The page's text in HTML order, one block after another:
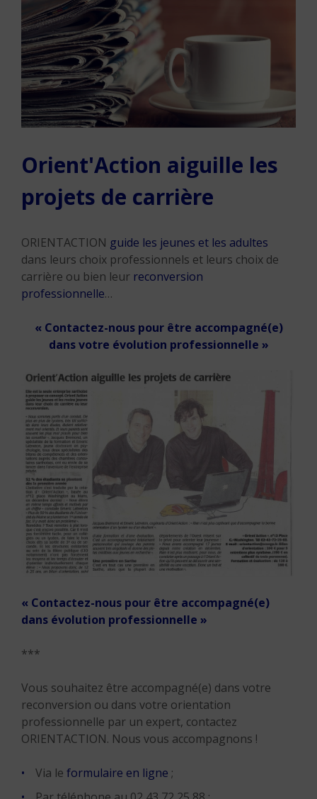
Orient'Action aiguille les
projets de carrière
ORIENTACTION guide les jeunes et les adultes
dans leurs choix professionnels et leurs choix de
carrière ou bien leur reconversion
professionnelle…
« Contactez-nous pour être accompagné(e)
dans votre évolution professionnelle »
« Contactez-nous pour être accompagné(e)
dans évolution professionnelle »
***
Vous souhaitez être accompagné(e) dans votre
reconversion ou dans votre orientation
professionnelle par un expert, contactez
ORIENTACTION. Nous vous accompagnons !
Via le formulaire en ligne ;